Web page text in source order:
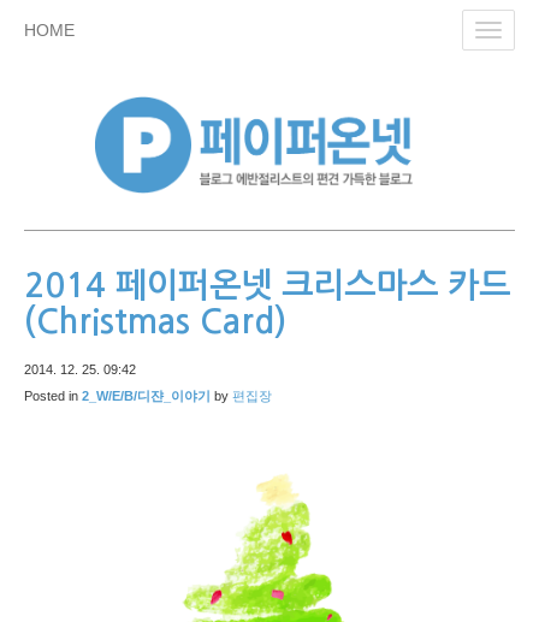
HOME
2014 페이퍼온넷 크리스마스 카드
(Christmas Card)
2014. 12. 25. 09:42
Posted in 2_W/E/B/디쟌_이야기 by 편집장